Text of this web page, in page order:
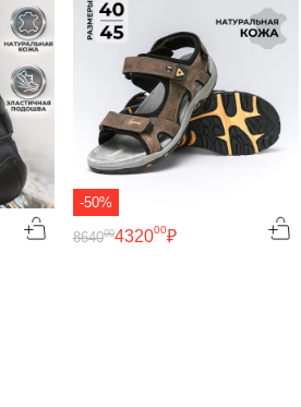
-50%
432000₽
864000